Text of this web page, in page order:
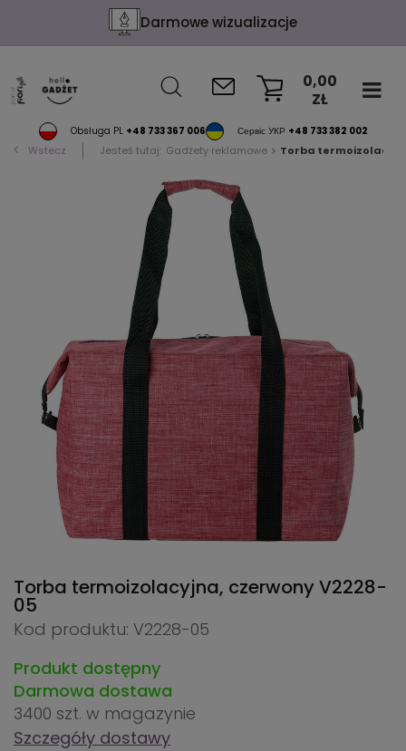
Darmowe wizualizacje
Obsługa PL +48 733 367 006 Сервіс УКР +48 733 382 002
0,00
ZŁ
Wstecz Jesteś tutaj: Gadżety reklamowe Torba
Torba termoizolacyjna, czerwonyV2228-
05
Kod produktu: V2228-05
Produkt dostępny
Darmowa dostawa
3400 szt. w magazynie
Szczegóły dostawy